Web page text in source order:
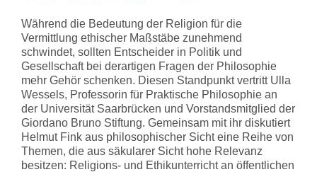
Während die Bedeutung der Religion für die
Vermittlung ethischer Maßstäbe zunehmend
schwindet, sollten Entscheider in Politik und
Gesellschaft bei derartigen Fragen der Philosophie
mehr Gehör schenken. Diesen Standpunkt vertritt Ulla
Wessels, Professorin für Praktische Philosophie an
der Universität Saarbrücken und Vorstandsmitglied der
Giordano Bruno Stiftung. Gemeinsam mit ihr diskutiert
Helmut Fink aus philosophischer Sicht eine Reihe von
Themen, die aus säkularer Sicht hohe Relevanz
besitzen: Religions- und Ethikunterricht an öffentlichen